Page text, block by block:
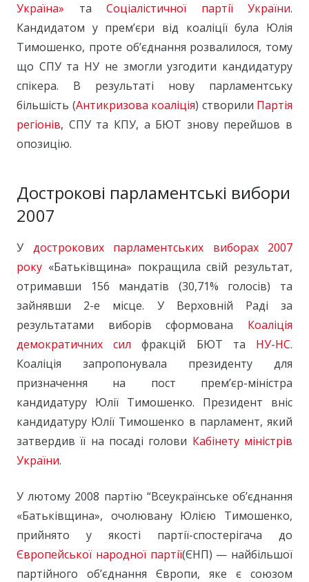
Україна» та Соціалістичної партії України.
Кандидатом у прем’єри від коаліції була Юлія
Тимошенко, проте об’єднання розвалилося, тому
що СПУ та НУ не змогли узгодити кандидатуру
спікера. В результаті нову парламентську
більшість (Антикризова коаліція) створили Партія
регіонів, СПУ та КПУ, а БЮТ знову перейшов в
опозицію.
Дострокові парламентські вибори
2007
У дострокових парламентських виборах 2007
року «Батьківщина» покращила свій результат,
отримавши 156 мандатів (30,71% голосів) та
зайнявши 2-е місце. У Верховній Раді за
результатами виборів сформована Коаліція
демократичних сил фракцій БЮТ та НУ-НС.
Коаліція запропонувала президенту для
призначення на пост прем’єр-міністра
кандидатуру Юлії Тимошенко. Президент вніс
кандидатуру Юлії Тимошенко в парламент, який
затвердив її на посаді голови Кабінету міністрів
України.
У лютому 2008 партію “Всеукраїнське об’єднання
«Батьківщина», очолювану Юлією Тимошенко,
прийнято у якості партії-спостерігача до
Європейської народної партії(ЄНП) — найбільшої
партійного об’єднання Європи, яке є союзом